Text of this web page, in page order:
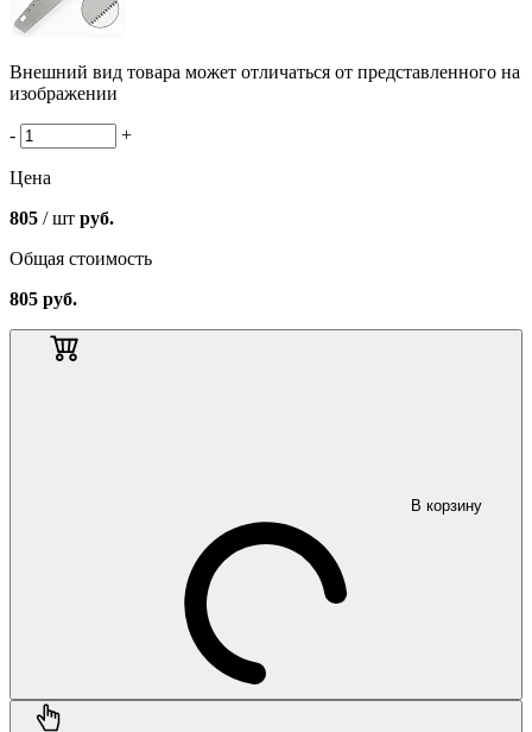
Внешний вид товара может отличаться от представленного на
изображении
- +
Цена
805 / шт руб.
Общая стоимость
805 руб.
В корзину